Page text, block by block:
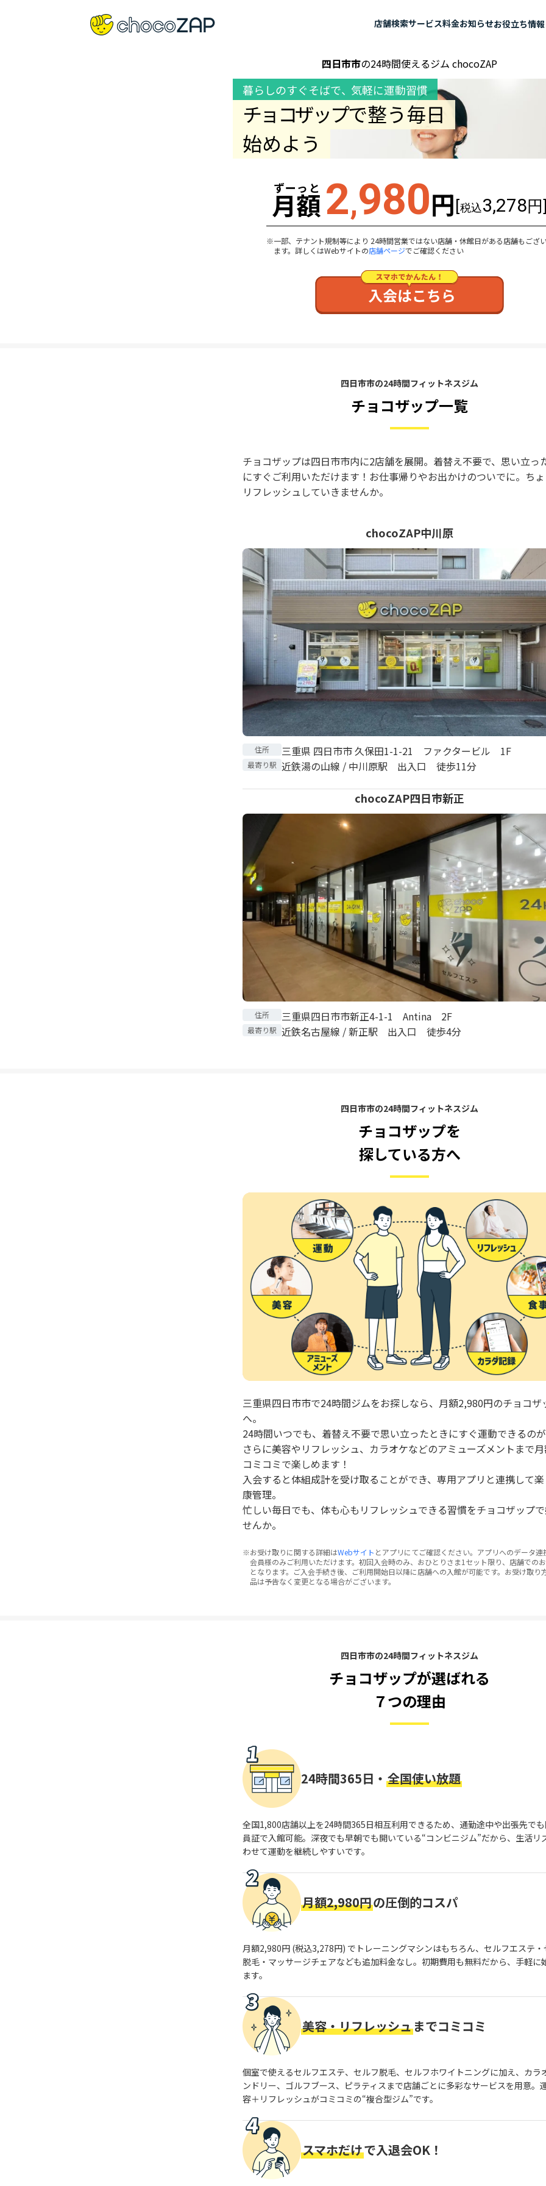
店舗検索サービス料金お知らせお役立ち情報
四日市市の24時間使えるジム chocoZAP
暮らしのすぐそばで、 気軽に運動習慣
チョコザップで整う毎日
始めよう
ずーっと
月額2,980円 [税込3,278円]
一部、テナント規制等により 24時間営業ではない店舗・休館日がある店舗もござ
ます。詳しくはWebサイトの店舗ページでご確認ください
四日市市の24時間フィットネスジム
チョコザップ一覧
チョコザップは四日市市内に2店舗を展開。着替え不要で、思い立っ
にすぐご利用いただけます！お仕事帰りやお出かけのついでに。ちょ
リフレッシュしていきませんか。
chocoZAP中川原
住所 三重県 四日市市 久保田1-1-21 ファクタービル 1F
最寄り駅 近鉄湯の山線 / 中川原駅 出入口 徒歩11分
chocoZAP四日市新正
住所 三重県四日市市新正4-1-1 Antina 2F
最寄り駅 近鉄名古屋線 / 新正駅 出入口 徒歩4分
四日市市の24時間フィットネスジム
チョコザップを
探している方へ
三重県四日市市で24時間ジムをお探しなら、月額2,980円のチョコザ
へ。
24時間いつでも、着替え不要で思い立ったときにすぐ運動できるのが
さらに美容やリフレッシュ、カラオケなどのアミューズメントまで
コミコミで楽しめます！
入会すると体組成計を受け取ることができ、専用アプリと連携して
康管理。
忙しい毎日でも、体も心もリフレッシュできる習慣をチョコザップ
せんか。
お受け取りに関する詳細はWebサイト とアプリにてご確認ください。アプリへのデータ連
会員様のみご利用いただけます。初回入会時のみ、おひとりさま1セット限り、店舗での
となります。ご入会手続き後、ご利用開始日以降に店舗への入館が可能です。お受け取り
品は予告なく変更となる場合がございます。
四日市市の24時間フィットネスジム
チョコザップが選ばれる
７つの理由
24時間365日・ 全国使い放題
全国1,800店舗以上を24時間365日相互利用できるため、通勤途中や出張先で
員証で入館可能。深夜でも早朝でも開いている“コンビニジム”だから、生活リ
わせて運動を継続しやすいです。
月額2,980円の圧倒的コスパ
月額2,980円 (税込3,278円) でトレーニングマシンはもちろん、セルフエステ・
脱毛・マッサージチェアなども追加料金なし。初期費用も無料だから、手軽に
ます。
美容・リフレッシュまでコミコミ
個室で使えるセルフエステ、セルフ脱毛、セルフホワイトニングに加え、カラ
ンドリー、ゴルフブース、ピラティスまで店舗ごとに多彩なサービスを用意。
容＋リフレッシュがコミコミの“複合型ジム”です。
スマホだけで入退会OK！